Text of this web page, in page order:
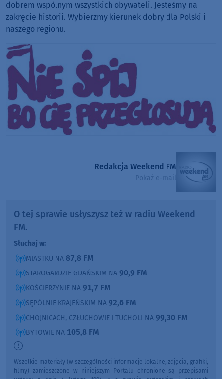
dobrem wspólnym wszystkich obywateli. Jesteśmy na
zakręcie historii. Wybierzmy kierunek dobry dla Polski i
naszego regionu.
Redakcja Weekend FM
Pokaż e-mail
O tej sprawie usłyszysz też w radiu Weekend
FM.
Słuchaj w:
MIASTKU NA 87,8 FM
STAROGARDZIE GDAŃSKIM NA 90,9 FM
KOŚCIERZYNIE NA 91,7 FM
SĘPÓLNIE KRAJEŃSKIM NA 92,6 FM
CHOJNICACH, CZŁUCHOWIE I TUCHOLI NA 99,30 FM
BYTOWIE NA 105,8 FM
Wszelkie materiały (w szczególności informacje lokalne, zdjęcia, grafiki,
filmy) zamieszczone w niniejszym Portalu chronione są przepisami